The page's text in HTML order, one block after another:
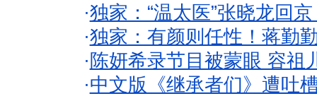
·独家：“温太医”张晓龙回
·独家：有颜则任性！蒋勤
· 陈妍希录节目被蒙眼 容祖
·中文版《继承者们》遭吐